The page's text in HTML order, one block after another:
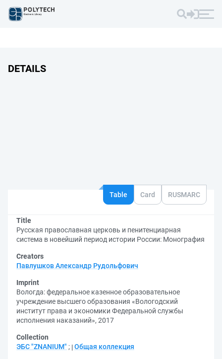
DETAILS
Table Card RUSMARC
Title
Русская православная церковь и пенитенциарная
система в новейший период истории России: Монография
Creators
Павлушков Александр Рудольфович
Imprint
Вологда: федеральное казенное образовательное
учреждение высшего образования «Вологодский
институт права и экономики Федеральной службы
исполнения наказаний», 2017
Collection
ЭБС "ZNANIUM" ; Общая коллекция